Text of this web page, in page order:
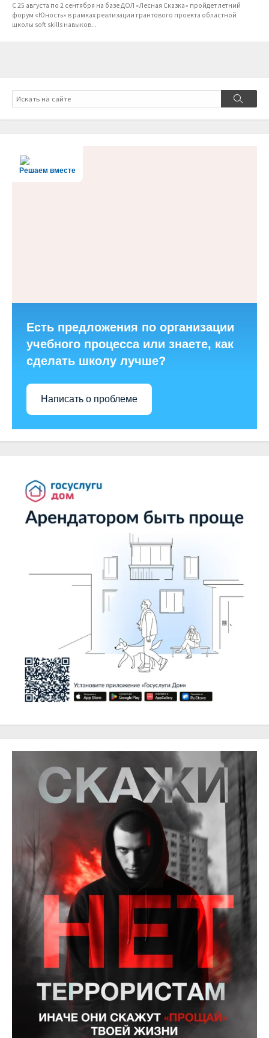
С 25 августа по 2 сентября на базе ДОЛ «Лесная Сказка» пройдет летний
форум «Юность» в рамках реализации грантового проекта областной
школы soft skills навыков...
Поиск
Поиск
Решаем вместе
Есть предложения по организации
учебного процесса или знаете, как
сделать школу лучше?
Написать о проблеме